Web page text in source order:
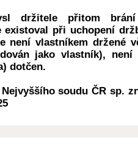
držitele přitom
existoval při uchopení
není vlastníkem držené
jako vlastník),
dotčen.
soudu ČR sp.